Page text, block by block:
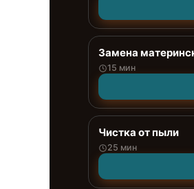
Замена
15 мин
Чистка от пыли
25 мин